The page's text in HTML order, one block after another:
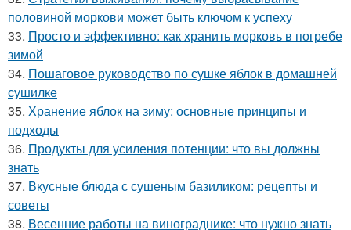
половиной моркови может быть ключом к успеху
33. Просто и эффективно: как хранить морковь в погребе
зимой
34. Пошаговое руководство по сушке яблок в домашней
сушилке
35. Хранение яблок на зиму: основные принципы и
подходы
36. Продукты для усиления потенции: что вы должны
знать
37. Вкусные блюда с сушеным базиликом: рецепты и
советы
38. Весенние работы на винограднике: что нужно знать